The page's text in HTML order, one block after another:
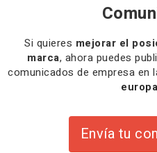
Si quieres mejorar el
marca, ahora puedes
comunicados de empresa en
europa
Envía tu